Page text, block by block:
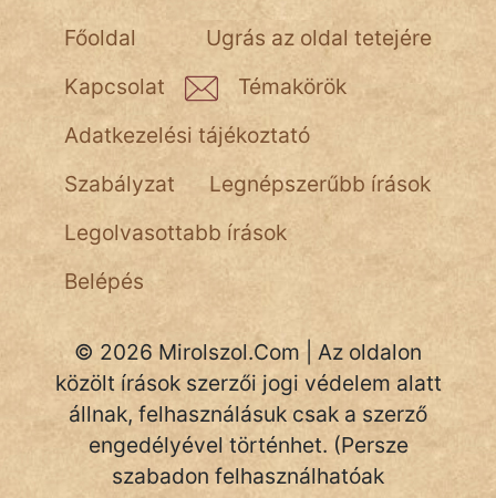
NapHold
Név nélkül
pszichopati
szegény legény
Hoffer Botond
szemfüles
Ugrás az oldal tetejére
Főoldal
Kapcsolat
Témakörök
Adatkezelési tájékoztató
Szabályzat
Legnépszerűbb írások
Legolvasottabb írások
Belépés
© 2026 Mirolszol.Com | Az oldalon
közölt írások szerzői jogi védelem alatt
állnak, felhasználásuk csak a szerző
engedélyével történhet. (Persze
szabadon felhasználhatóak